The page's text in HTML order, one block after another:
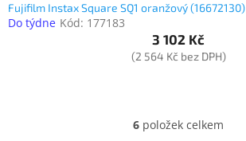
Fujifilm Instax Square SQ1 oranžový (16672130)
Do týdne Kód: 177183
3 102 Kč
(2 564 Kč bez DPH)
O
6 položek celkem